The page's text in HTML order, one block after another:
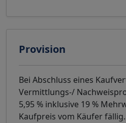
Provision
Bei Abschluss eines
Vermittlungs-/
5,95 % inklusive 19 %
Kaufpreis vom Käufer fällig.